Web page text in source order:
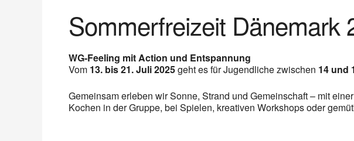
Sommerfreizeit Dänemark
WG-Feeling mit Action und Entspannung
Vom 13. bis 21. Juli 2025geht es für Jugendliche zwischen 14 und
Gemeinsam erleben wir Sonne, Strand und Gemeinschaft – mit
Kochen in der Gruppe, bei Spielen, kreativen Workshops oder